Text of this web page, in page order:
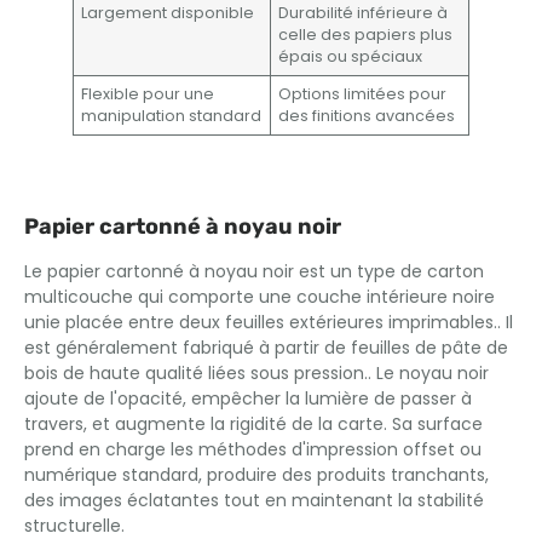
Largement disponible
Durabilité inférieure à
celle des papiers plus
épais ou spéciaux
Flexible pour une
manipulation standard
Options limitées pour
des finitions avancées
Papier cartonné à noyau noir
Le papier cartonné à noyau noir est un type de carton
multicouche qui comporte une couche intérieure noire
unie placée entre deux feuilles extérieures imprimables.. Il
est généralement fabriqué à partir de feuilles de pâte de
bois de haute qualité liées sous pression.. Le noyau noir
ajoute de l'opacité, empêcher la lumière de passer à
travers, et augmente la rigidité de la carte. Sa surface
prend en charge les méthodes d'impression offset ou
numérique standard, produire des produits tranchants,
des images éclatantes tout en maintenant la stabilité
structurelle.